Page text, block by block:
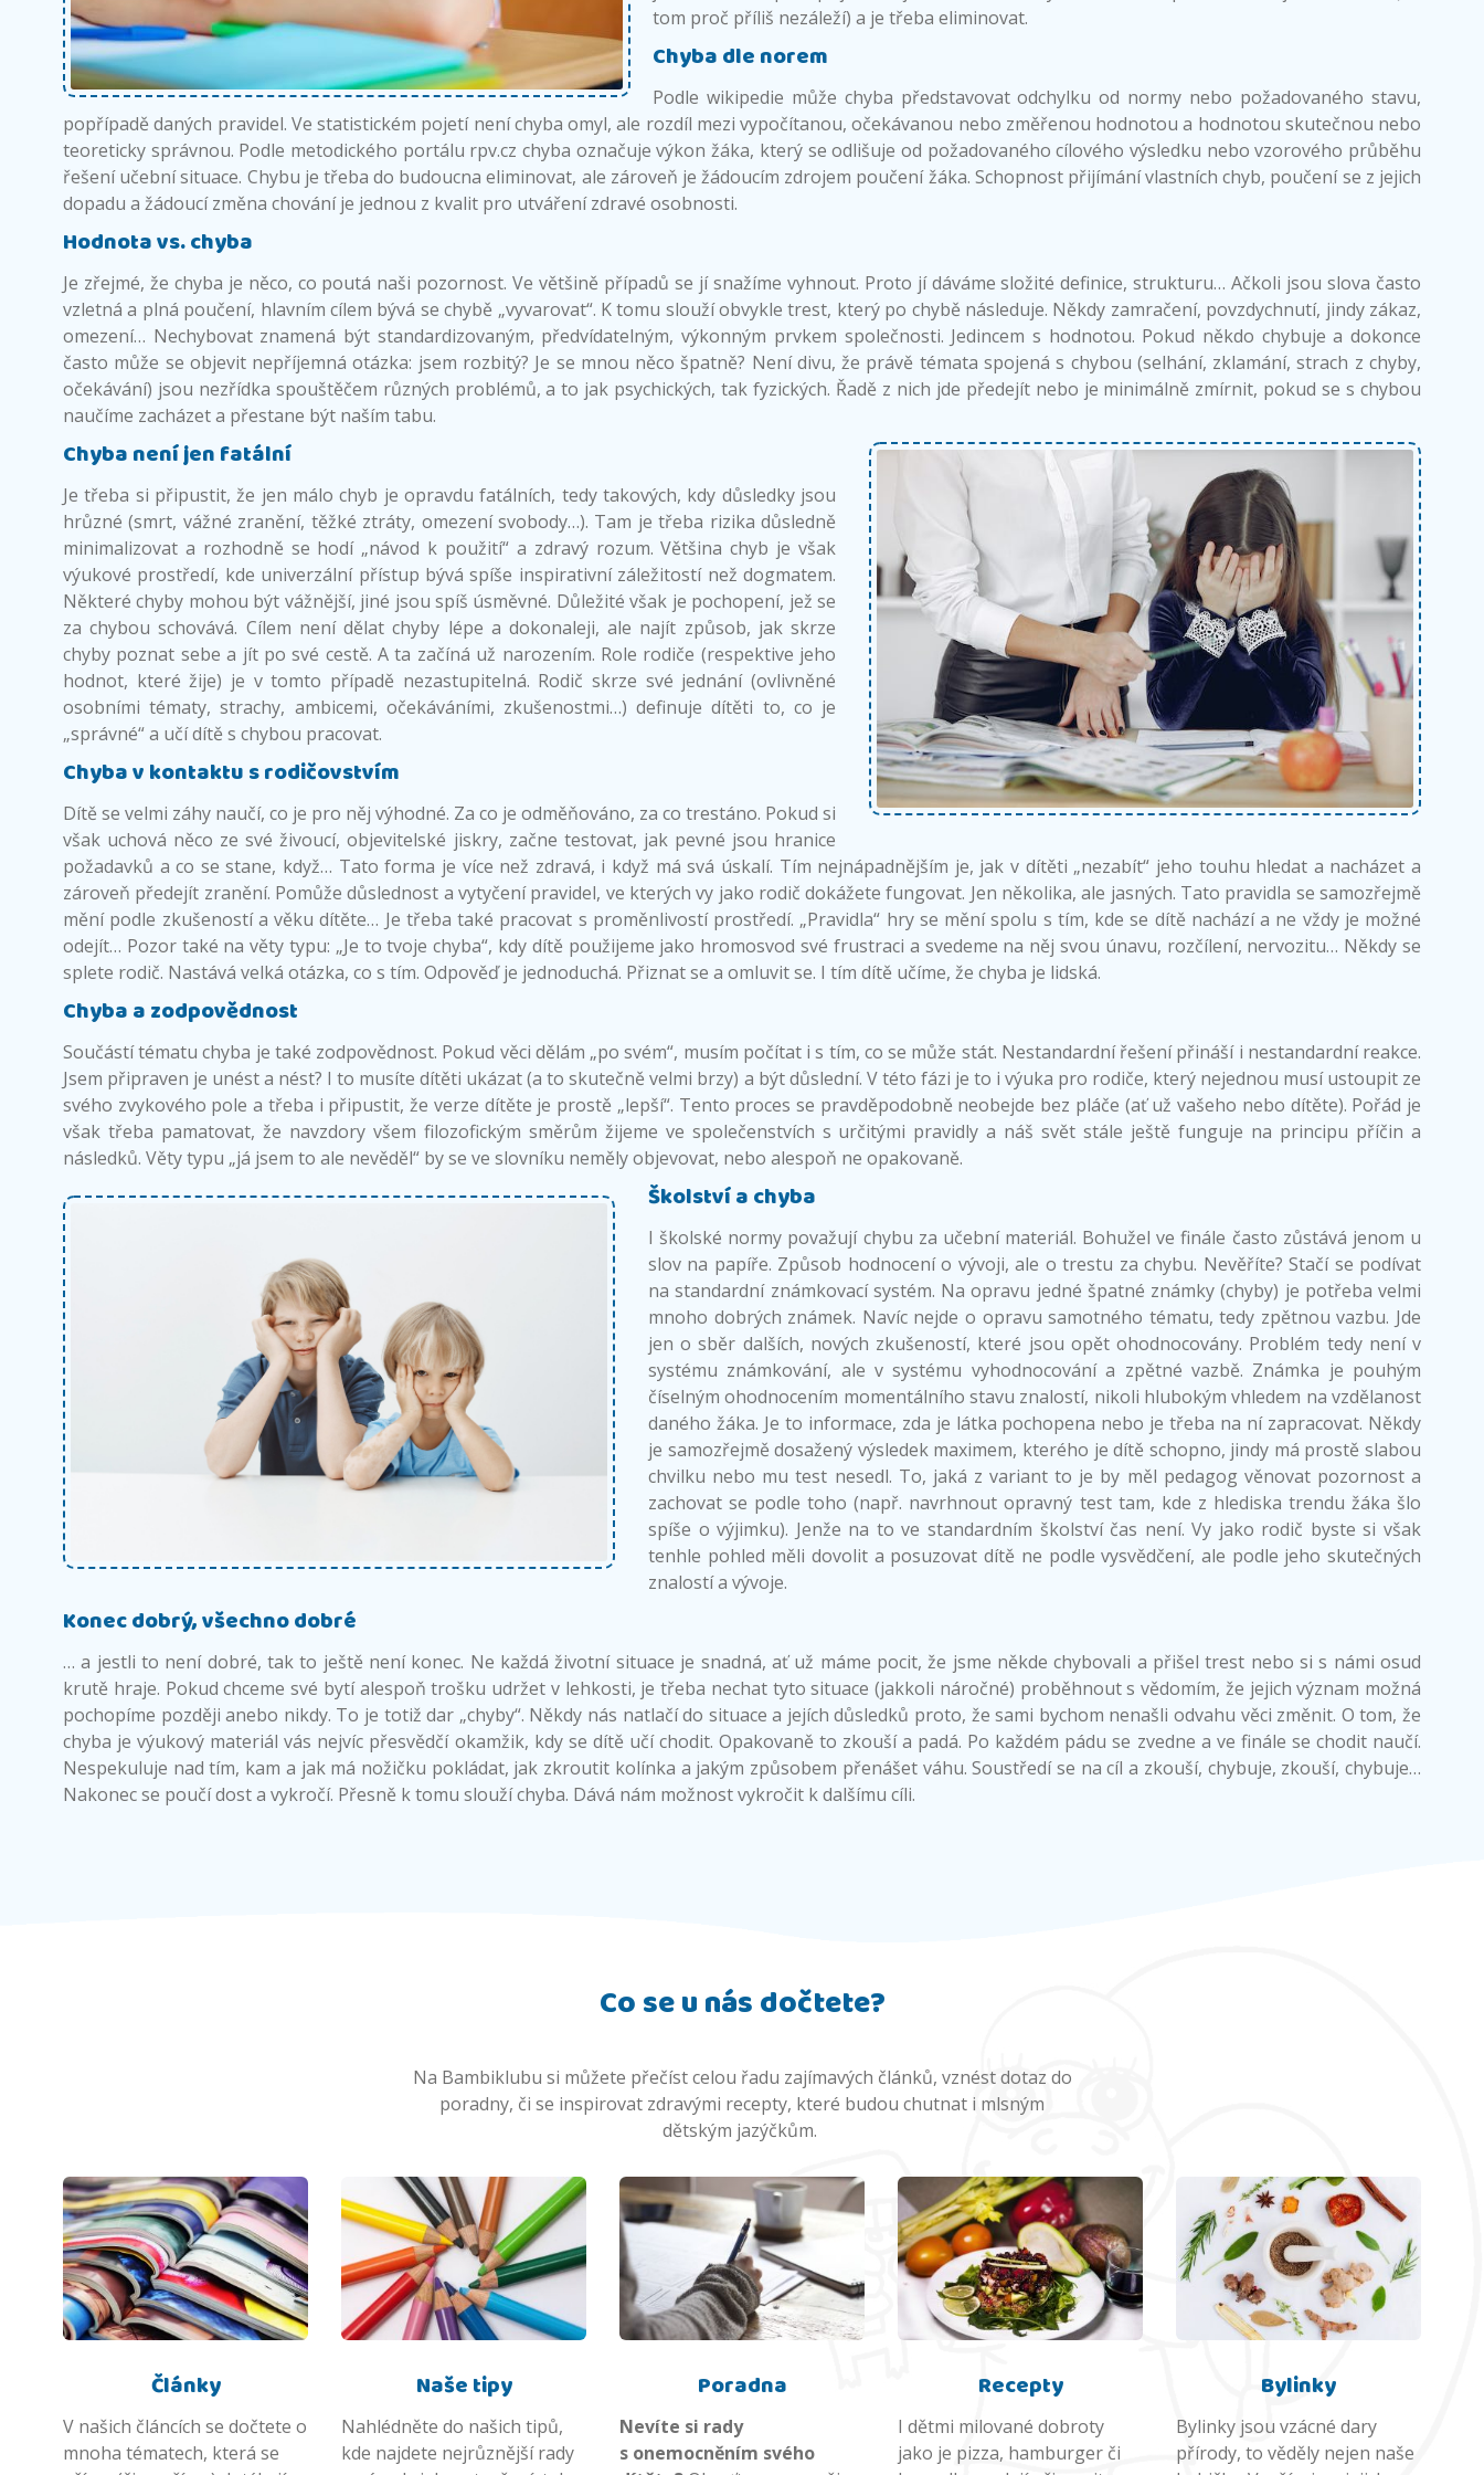
tom proč příliš nezáleží) a je třeba eliminovat.
Chyba dle norem
Podle wikipedie může chyba představovat odchylku od normy nebo požadovaného stavu,
popřípadě daných pravidel. Ve statistickém pojetí není chyba omyl, ale rozdíl mezi vypočítanou, očekávanou nebo změřenou hodnotou a hodnotou skutečnou nebo
teoreticky správnou. Podle metodického portálu rpv.cz chyba označuje výkon žáka, který se odlišuje od požadovaného cílového výsledku nebo vzorového průběhu
řešení učební situace. Chybu je třeba do budoucna eliminovat, ale zároveň je žádoucím zdrojem poučení žáka. Schopnost přijímání vlastních chyb, poučení se z jejich
dopadu a žádoucí změna chování je jednou z kvalit pro utváření zdravé osobnosti.
Hodnota vs. chyba
Je zřejmé, že chyba je něco, co poutá naši pozornost. Ve většině případů se jí snažíme vyhnout. Proto jí dáváme složité definice, strukturu… Ačkoli jsou slova často
vzletná a plná poučení, hlavním cílem bývá se chybě „vyvarovat“. K tomu slouží obvykle trest, který po chybě následuje. Někdy zamračení, povzdychnutí, jindy zákaz,
omezení… Nechybovat znamená být standardizovaným, předvídatelným, výkonným prvkem společnosti. Jedincem s hodnotou. Pokud někdo chybuje a dokonce
často může se objevit nepříjemná otázka: jsem rozbitý? Je se mnou něco špatně? Není divu, že právě témata spojená s chybou (selhání, zklamání, strach z chyby,
očekávání) jsou nezřídka spouštěčem různých problémů, a to jak psychických, tak fyzických. Řadě z nich jde předejít nebo je minimálně zmírnit, pokud se s chybou
naučíme zacházet a přestane být naším tabu.
Chyba není jen fatální
Je třeba si připustit, že jen málo chyb je opravdu fatálních, tedy takových, kdy důsledky jsou
hrůzné (smrt, vážné zranění, těžké ztráty, omezení svobody…). Tam je třeba rizika důsledně
minimalizovat a rozhodně se hodí „návod k použití“ a zdravý rozum. Většina chyb je však
výukové prostředí, kde univerzální přístup bývá spíše inspirativní záležitostí než dogmatem.
Některé chyby mohou být vážnější, jiné jsou spíš úsměvné. Důležité však je pochopení, jež se
za chybou schovává. Cílem není dělat chyby lépe a dokonaleji, ale najít způsob, jak skrze
chyby poznat sebe a jít po své cestě. A ta začíná už narozením. Role rodiče (respektive jeho
hodnot, které žije) je v tomto případě nezastupitelná. Rodič skrze své jednání (ovlivněné
osobními tématy, strachy, ambicemi, očekáváními, zkušenostmi…) definuje dítěti to, co je
„správné“ a učí dítě s chybou pracovat.
Chyba v kontaktu s rodičovstvím
Dítě se velmi záhy naučí, co je pro něj výhodné. Za co je odměňováno, za co trestáno. Pokud si
však uchová něco ze své živoucí, objevitelské jiskry, začne testovat, jak pevné jsou hranice
požadavků a co se stane, když… Tato forma je více než zdravá, i když má svá úskalí. Tím nejnápadnějším je, jak v dítěti „nezabít“ jeho touhu hledat a nacházet a
zároveň předejít zranění. Pomůže důslednost a vytyčení pravidel, ve kterých vy jako rodič dokážete fungovat. Jen několika, ale jasných. Tato pravidla se samozřejmě
mění podle zkušeností a věku dítěte… Je třeba také pracovat s proměnlivostí prostředí. „Pravidla“ hry se mění spolu s tím, kde se dítě nachází a ne vždy je možné
odejít… Pozor také na věty typu: „Je to tvoje chyba“, kdy dítě použijeme jako hromosvod své frustraci a svedeme na něj svou únavu, rozčílení, nervozitu… Někdy se
splete rodič. Nastává velká otázka, co s tím. Odpověď je jednoduchá. Přiznat se a omluvit se. I tím dítě učíme, že chyba je lidská.
Chyba a zodpovědnost
Součástí tématu chyba je také zodpovědnost. Pokud věci dělám „po svém“, musím počítat i s tím, co se může stát. Nestandardní řešení přináší i nestandardní reakce.
Jsem připraven je unést a nést? I to musíte dítěti ukázat (a to skutečně velmi brzy) a být důslední. V této fázi je to i výuka pro rodiče, který nejednou musí ustoupit ze
svého zvykového pole a třeba i připustit, že verze dítěte je prostě „lepší“. Tento proces se pravděpodobně neobejde bez pláče (ať už vašeho nebo dítěte). Pořád je
však třeba pamatovat, že navzdory všem filozofickým směrům žijeme ve společenstvích s určitými pravidly a náš svět stále ještě funguje na principu příčin a
následků. Věty typu „já jsem to ale nevěděl“ by se ve slovníku neměly objevovat, nebo alespoň ne opakovaně.
Školství a chyba
I školské normy považují chybu za učební materiál. Bohužel ve finále často zůstává jenom u
slov na papíře. Způsob hodnocení o vývoji, ale o trestu za chybu. Nevěříte? Stačí se podívat
na standardní známkovací systém. Na opravu jedné špatné známky (chyby) je potřeba velmi
mnoho dobrých známek. Navíc nejde o opravu samotného tématu, tedy zpětnou vazbu. Jde
jen o sběr dalších, nových zkušeností, které jsou opět ohodnocovány. Problém tedy není v
systému známkování, ale v systému vyhodnocování a zpětné vazbě. Známka je pouhým
číselným ohodnocením momentálního stavu znalostí, nikoli hlubokým vhledem na vzdělanost
daného žáka. Je to informace, zda je látka pochopena nebo je třeba na ní zapracovat. Někdy
je samozřejmě dosažený výsledek maximem, kterého je dítě schopno, jindy má prostě slabou
chvilku nebo mu test nesedl. To, jaká z variant to je by měl pedagog věnovat pozornost a
zachovat se podle toho (např. navrhnout opravný test tam, kde z hlediska trendu žáka šlo
spíše o výjimku). Jenže na to ve standardním školství čas není. Vy jako rodič byste si však
tenhle pohled měli dovolit a posuzovat dítě ne podle vysvědčení, ale podle jeho skutečných
znalostí a vývoje.
Konec dobrý, všechno dobré
… a jestli to není dobré, tak to ještě není konec. Ne každá životní situace je snadná, ať už máme pocit, že jsme někde chybovali a přišel trest nebo si s námi osud
krutě hraje. Pokud chceme své bytí alespoň trošku udržet v lehkosti, je třeba nechat tyto situace (jakkoli náročné) proběhnout s vědomím, že jejich význam možná
pochopíme později anebo nikdy. To je totiž dar „chyby“. Někdy nás natlačí do situace a jejích důsledků proto, že sami bychom nenašli odvahu věci změnit. O tom, že
chyba je výukový materiál vás nejvíc přesvědčí okamžik, kdy se dítě učí chodit. Opakovaně to zkouší a padá. Po každém pádu se zvedne a ve finále se chodit naučí.
Nespekuluje nad tím, kam a jak má nožičku pokládat, jak zkroutit kolínka a jakým způsobem přenášet váhu. Soustředí se na cíl a zkouší, chybuje, zkouší, chybuje…
Nakonec se poučí dost a vykročí. Přesně k tomu slouží chyba. Dává nám možnost vykročit k dalšímu cíli.
Co se u nás dočtete?
Na Bambiklubu si můžete přečíst celou řadu zajímavých článků, vznést dotaz do
poradny, či se inspirovat zdravými recepty, které budou chutnat i mlsným
dětským jazýčkům.
Články
V našich článcích se dočtete o
mnoha tématech, která se
Naše tipy
Nahlédněte do našich tipů,
kde najdete nejrůznější rady
Poradna
Nevíte si rady
s onemocněním svého
Recepty
I dětmi milované dobroty
jako je pizza, hamburger či
Bylinky
Bylinky jsou vzácné dary
přírody, to věděly nejen naše